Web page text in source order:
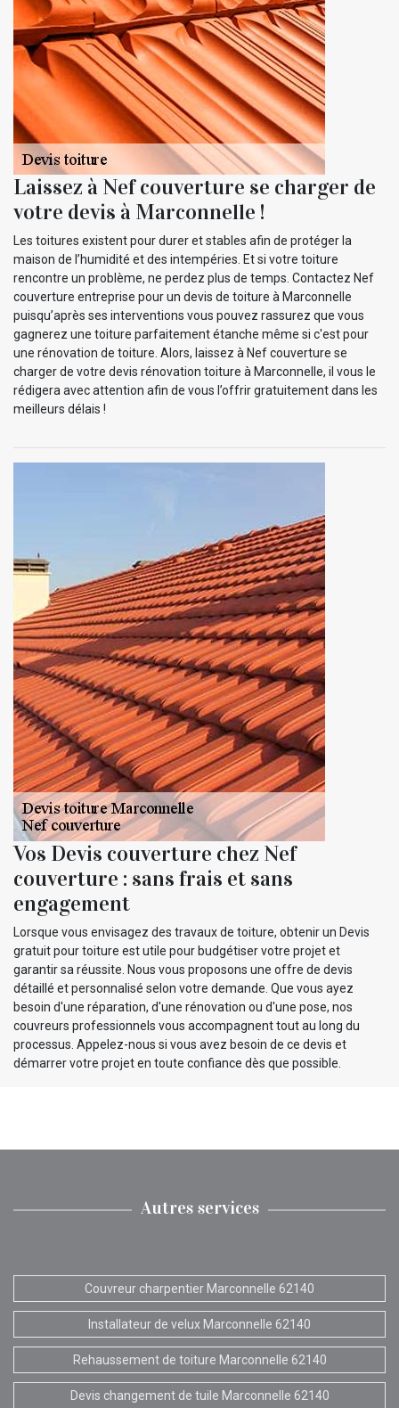
Laissez à Nef couverture se charger de
votre devis à Marconnelle !
Les toitures existent pour durer et stables afin de protéger la
maison de l’humidité et des intempéries. Et si votre toiture
rencontre un problème, ne perdez plus de temps. Contactez Nef
couverture entreprise pour un devis de toiture à Marconnelle
puisqu’après ses interventions vous pouvez rassurez que vous
gagnerez une toiture parfaitement étanche même si c'est pour
une rénovation de toiture. Alors, laissez à Nef couverture se
charger de votre devis rénovation toiture à Marconnelle, il vous le
rédigera avec attention afin de vous l’offrir gratuitement dans les
meilleurs délais !
Vos Devis couverture chez Nef
couverture : sans frais et sans
engagement
Lorsque vous envisagez des travaux de toiture, obtenir un Devis
gratuit pour toiture est utile pour budgétiser votre projet et
garantir sa réussite. Nous vous proposons une offre de devis
détaillé et personnalisé selon votre demande. Que vous ayez
besoin d'une réparation, d'une rénovation ou d'une pose, nos
couvreurs professionnels vous accompagnent tout au long du
processus. Appelez-nous si vous avez besoin de ce devis et
démarrer votre projet en toute confiance dès que possible.
Autres services
Couvreur charpentier Marconnelle 62140
Installateur de velux Marconnelle 62140
Rehaussement de toiture Marconnelle 62140
Devis changement de tuile Marconnelle 62140